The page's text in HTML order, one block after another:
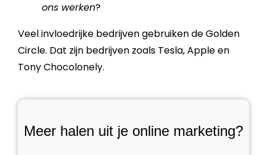
ons werken?
Veel invloedrijke bedrijven gebruiken deGolden
Circle. Dat zijn bedrijven zoals Tesla, Apple en
Tony Chocolonely.
Meer halen uit je online marketing?